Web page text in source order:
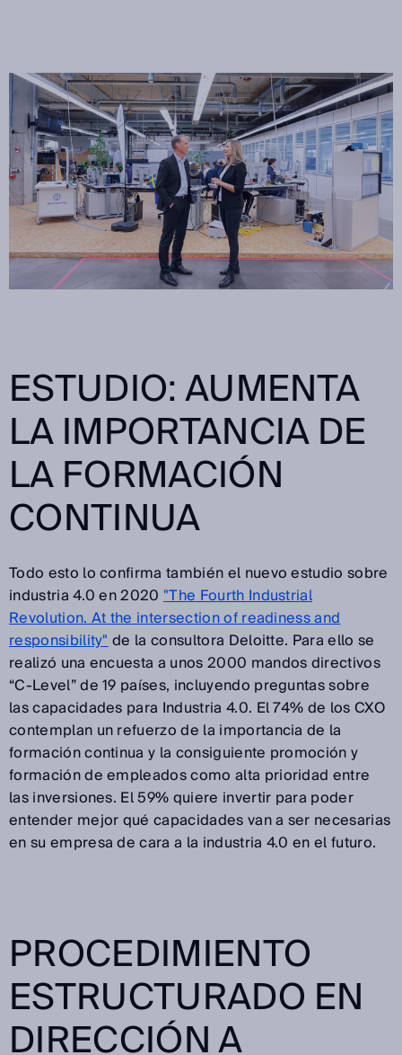
ESTUDIO: AUMENTA
LA IMPORTANCIA DE
LA FORMACIÓN
CONTINUA
Todo esto lo confirma también el nuevo estudio sobre
industria 4.0 en 2020"The Fourth Industrial
Revolution. At the intersection of readiness and
responsibility"de la consultora Deloitte. Para ello se
realizó una encuesta a unos 2000 mandos directivos
“C-Level” de 19 países, incluyendo preguntas sobre
las capacidades para Industria 4.0. El 74% de los CXO
contemplan un refuerzo de la importancia de la
formación continua y la consiguiente promoción y
formación de empleados como alta prioridad entre
las inversiones. El 59% quiere invertir para poder
entender mejor qué capacidades van a ser necesarias
en su empresa de cara a la industria 4.0 en el futuro.
PROCEDIMIENTO
ESTRUCTURADO EN
DIRECCIÓN A